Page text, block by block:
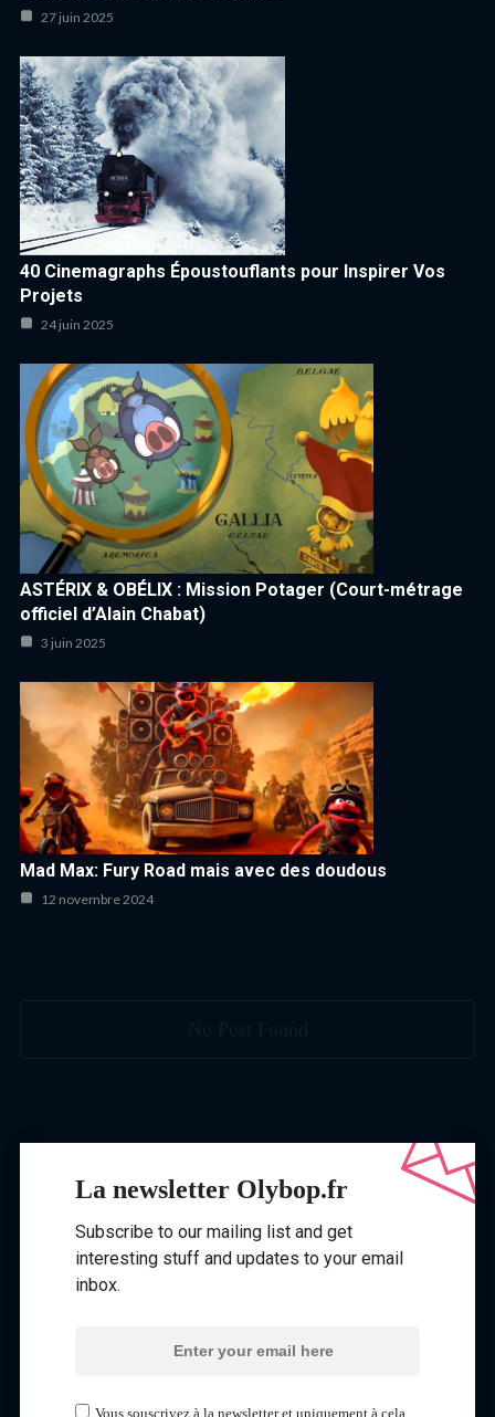
27 juin 2025
40 Cinemagraphs Époustouflants pour Inspirer Vos
Projets
24 juin 2025
ASTÉRIX & OBÉLIX : Mission Potager (Court-métrage
officiel d’Alain Chabat)
3 juin 2025
Mad Max: Fury Road mais avec des doudous
12 novembre 2024
La newsletter Olybop.fr
Subscribe to our mailing list and get
interesting stuff and updates to your email
inbox.
Vous souscrivez à la newsletter et uniquement à cela.